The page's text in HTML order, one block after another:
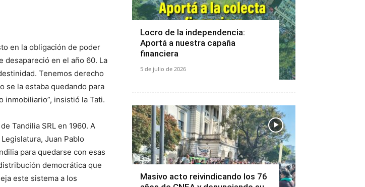
en la obligación de poder
desapareció en el año 60. La
Tenemos derecho
se la estaba quedando para
inmobiliario”, insistió la Tati.
Tandilia SRL en 1960. A
Juan Pablo
para quedarse con esas
democrática que
este sistema a los
Locro de la independencia:
Aportá a nuestra capaña
financiera
5 de julio de 2026
Masivo acto reivindicando los 76